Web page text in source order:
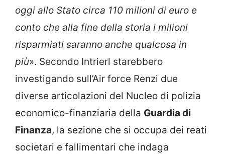
oggi allo Stato circa 110 milioni di euro e
conto che alla fine della storia i milioni
risparmiati saranno anche qualcosa in
più». Secondo Intrierl starebbero
investigando sull’Air force Renzi due
diverse articolazioni del Nucleo di polizia
economico-finanziaria della Guardia di
Finanza, la sezione che si occupa dei reati
societari e fallimentari che indaga